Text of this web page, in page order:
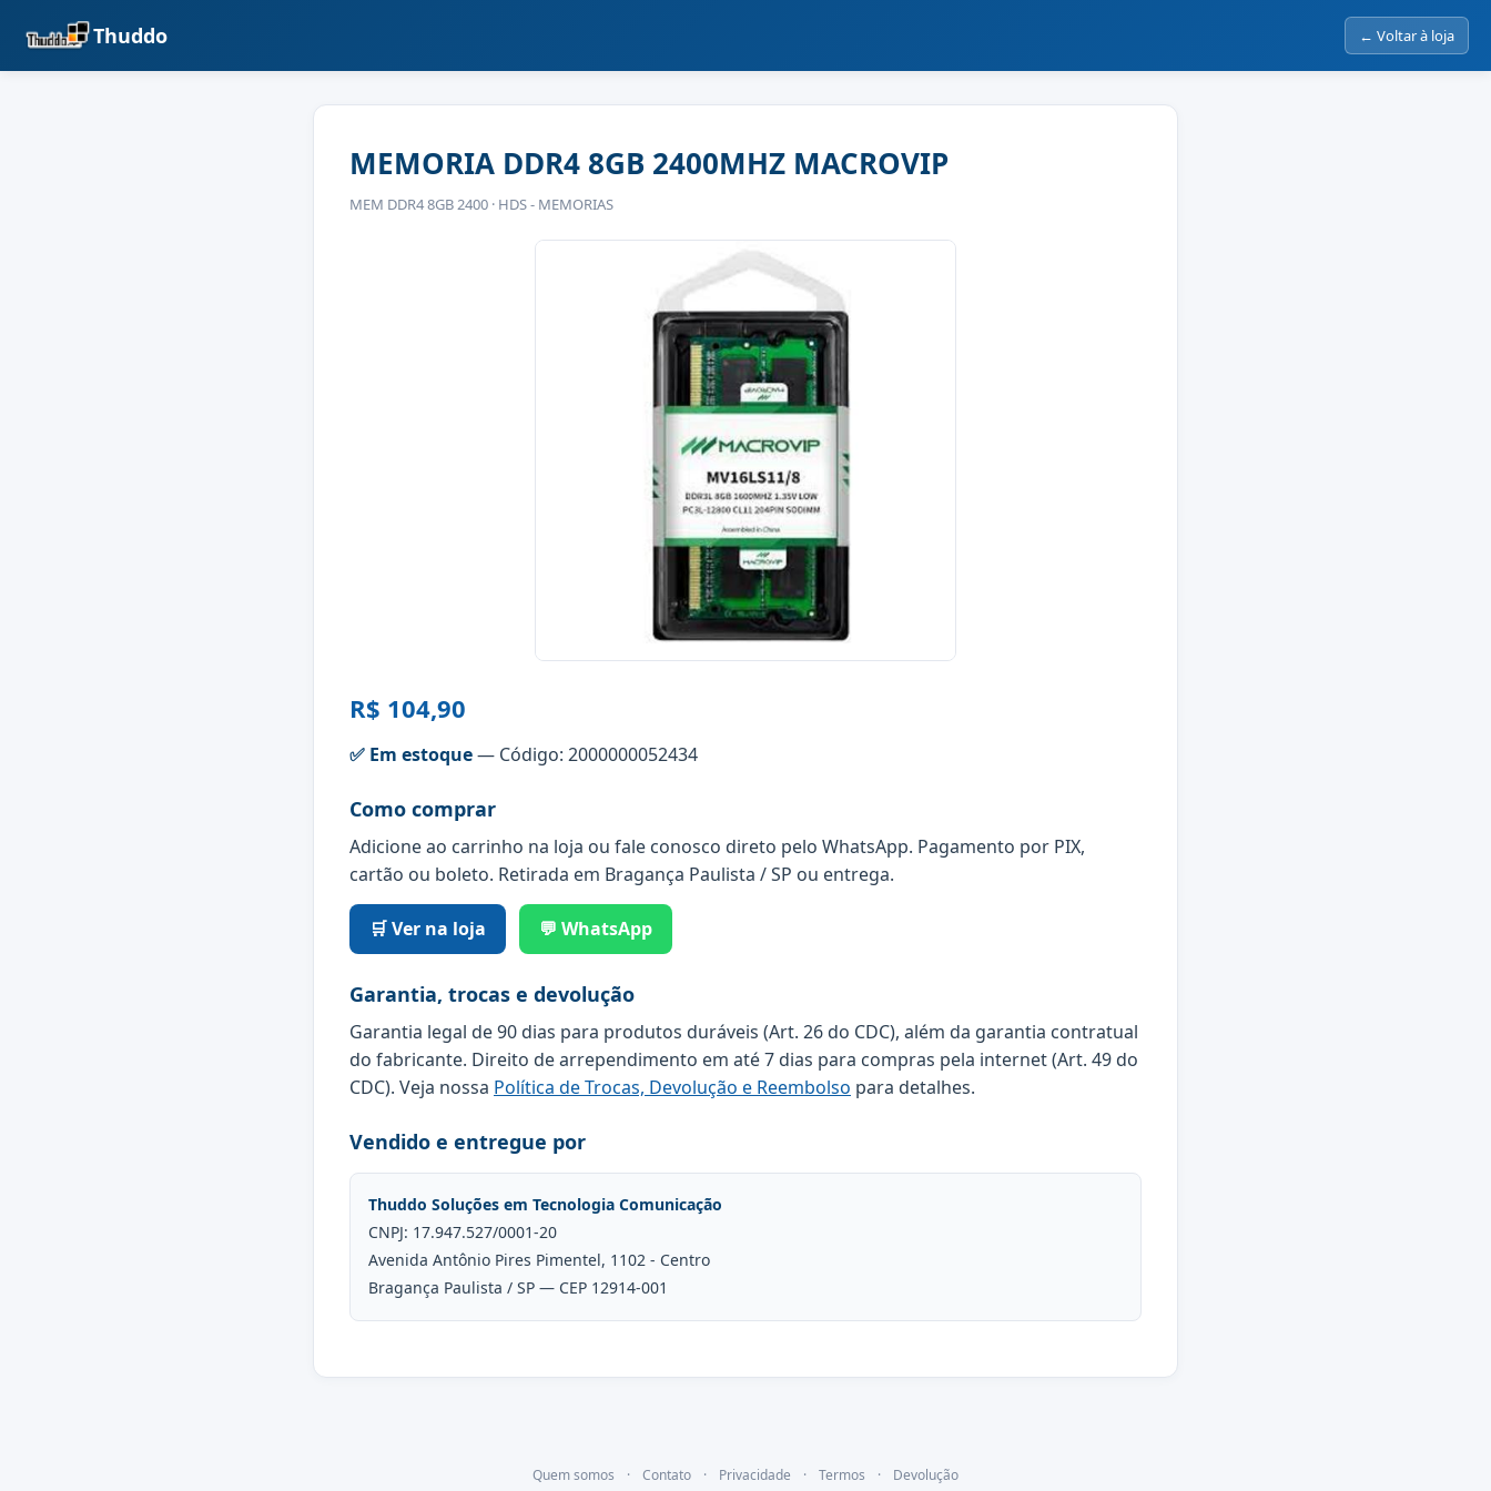
Thuddo ← Voltar à loja
MEMORIA DDR4 8GB 2400MHZ MACROVIP
MEM DDR4 8GB 2400 · HDS - MEMORIAS
R$ 104,90
✅ Em estoque— Código: 2000000052434
Como comprar
Adicione ao carrinho na loja ou fale conosco direto pelo WhatsApp. Pagamento por PIX,
cartão ou boleto. Retirada em Bragança Paulista / SP ou entrega.
🛒 Ver na loja 💬 WhatsApp
Garantia, trocas e devolução
Garantia legal de 90 dias para produtos duráveis (Art. 26 do CDC), além da garantia contratual
do fabricante. Direito de arrependimento em até 7 dias para compras pela internet (Art. 49 do
CDC). Veja nossa Política de Trocas, Devolução e Reembolso para detalhes.
Vendido e entregue por
Thuddo Soluções em Tecnologia Comunicação
CNPJ: 17.947.527/0001-20
Avenida Antônio Pires Pimentel, 1102 - Centro
Bragança Paulista / SP — CEP 12914-001
Quem somos · Contato · Privacidade · Termos · Devolução